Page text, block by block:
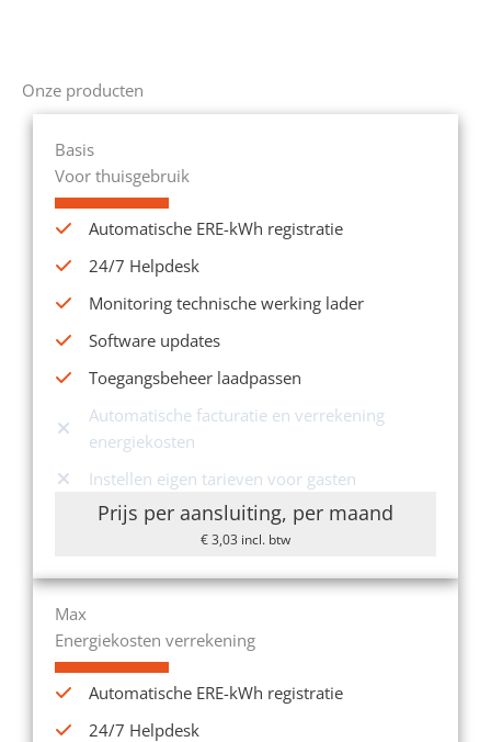
Onze producten
Basis
Voor thuisgebruik
Automatische ERE-kWh registratie
24/7 Helpdesk
Monitoring technische werking lader
Software updates
Toegangsbeheer laadpassen
Automatische facturatie en verrekening
energiekosten
Instellen eigen tarieven voor gasten
Prijs per aansluiting, per maand
€ 3,03 incl. btw
Max
Energiekosten verrekening
Automatische ERE-kWh registratie
24/7 Helpdesk